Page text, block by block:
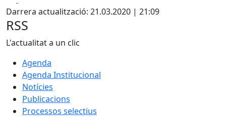
+
−
Darrera actualització: 21.03.2020 | 21:09
RSS
L'actualitat a un clic
Agenda
Agenda Institucional
Notícies
Publicacions
Processos selectius